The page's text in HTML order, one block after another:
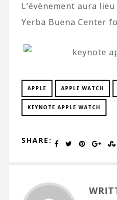
L’évènement aura
Yerba Buena Center
APPLE APPLE WATCH
KEYNOTE APPLE WATCH
SHARE: